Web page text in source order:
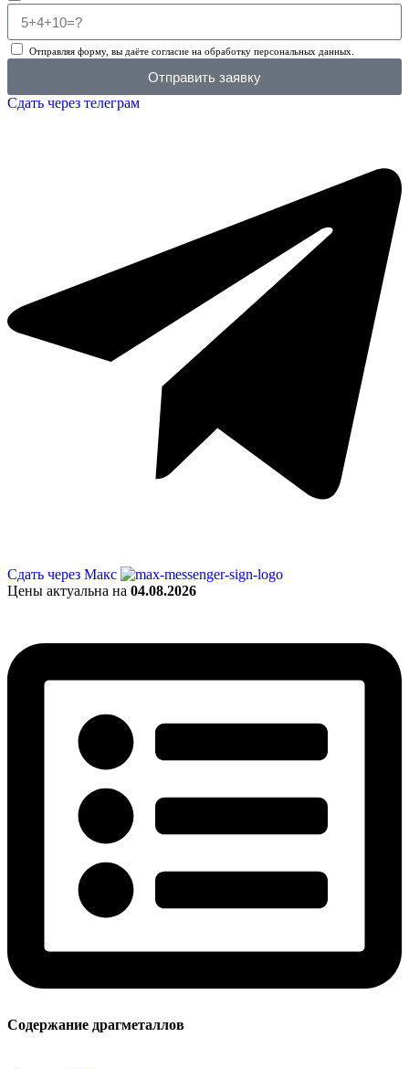
Отправляя форму, вы даёте согласие на обработку персональных данных.
Отправить заявку
Сдать через телеграм
Сдать через Макс
Цены актуальна на 04.08.2026
Содержание драгметаллов